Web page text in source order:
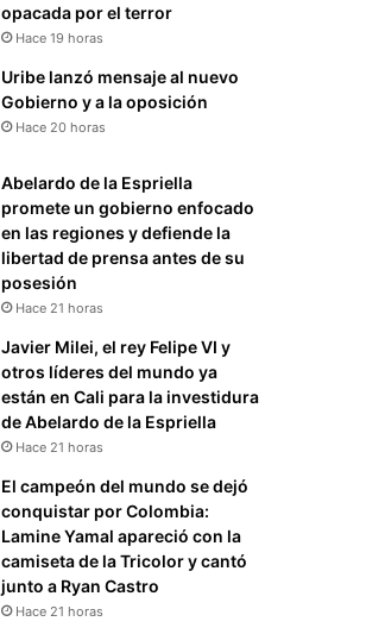
opacada por el terror
Hace 19 horas
Uribe lanzó mensaje al nuevo
Gobierno y a la oposición
Hace 20 horas
Abelardo de la Espriella
promete un gobierno enfocado
en las regiones y defiende la
libertad de prensa antes de su
posesión
Hace 21 horas
Javier Milei, el rey Felipe VI y
otros líderes del mundo ya
están en Cali para la investidura
de Abelardo de la Espriella
Hace 21 horas
El campeón del mundo se dejó
conquistar por Colombia:
Lamine Yamal apareció con la
camiseta de la Tricolor y cantó
junto a Ryan Castro
Hace 21 horas